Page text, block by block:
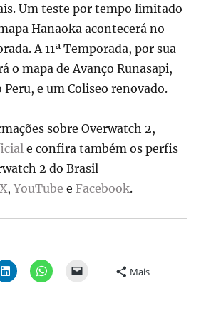
Um teste por tempo limitado
Hanaoka acontecerá no
A 11ª Temporada, por sua
o mapa de Avanço Runasapi,
e um Coliseo renovado.
sobre Overwatch 2,
e confira também os perfis
2 do Brasil
X,YouTube eFacebook.
Mais